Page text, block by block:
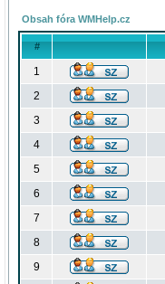
Obsah fóra WMHelp.cz
#
1
2
3
4
5
6
7
8
9